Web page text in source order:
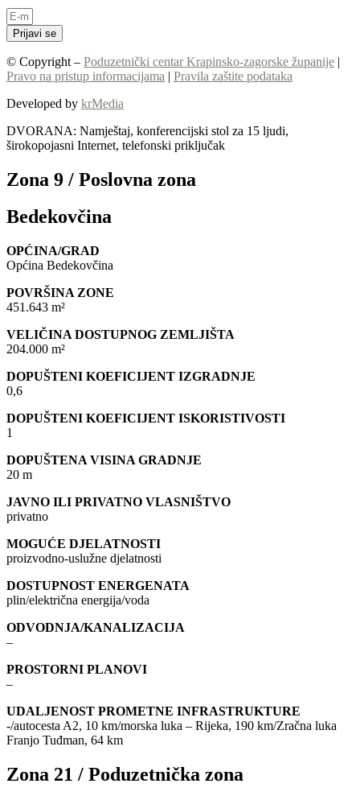
Prijavi se
© Copyright – Poduzetnički centar Krapinsko-zagorske županije |
Pravo na pristup informacijama | Pravila zaštite podataka
Developed by krMedia
DVORANA: Namještaj, konferencijski stol za 15 ljudi,
širokopojasni Internet, telefonski priključak
Zona 9 / Poslovna zona
Bedekovčina
OPĆINA/GRAD
Općina Bedekovčina
POVRŠINA ZONE
451.643 m²
VELIČINA DOSTUPNOG ZEMLJIŠTA
204.000 m²
DOPUŠTENI KOEFICIJENT IZGRADNJE
0,6
DOPUŠTENI KOEFICIJENT ISKORISTIVOSTI
1
DOPUŠTENA VISINA GRADNJE
20 m
JAVNO ILI PRIVATNO VLASNIŠTVO
privatno
MOGUĆE DJELATNOSTI
proizvodno-uslužne djelatnosti
DOSTUPNOST ENERGENATA
plin/električna energija/voda
ODVODNJA/KANALIZACIJA
–
PROSTORNI PLANOVI
–
UDALJENOST PROMETNE INFRASTRUKTURE
-/autocesta A2, 10 km/morska luka – Rijeka, 190 km/Zračna luka
Franjo Tuđman, 64 km
Zona 21 / Poduzetnička zona